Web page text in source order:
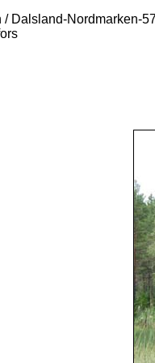
/ Dalsland-Nordmarken-